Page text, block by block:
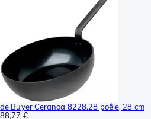
de Buyer Ceranoa 8228.28 poêle, 28 cm
88,77 €